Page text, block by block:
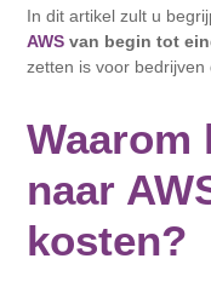
In dit artikel zult u
AWS van begin tot
zetten is voor bedrijven
Waarom
naar
kosten?